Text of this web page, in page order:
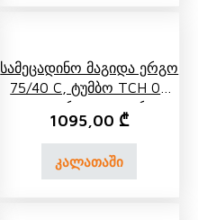
Სამეცადინო Მაგიდა Ერგო
75/40 C, Ტუმბო TCH 04
Და Გვერდითა Თარო
1095,00 ₾
კალათაში